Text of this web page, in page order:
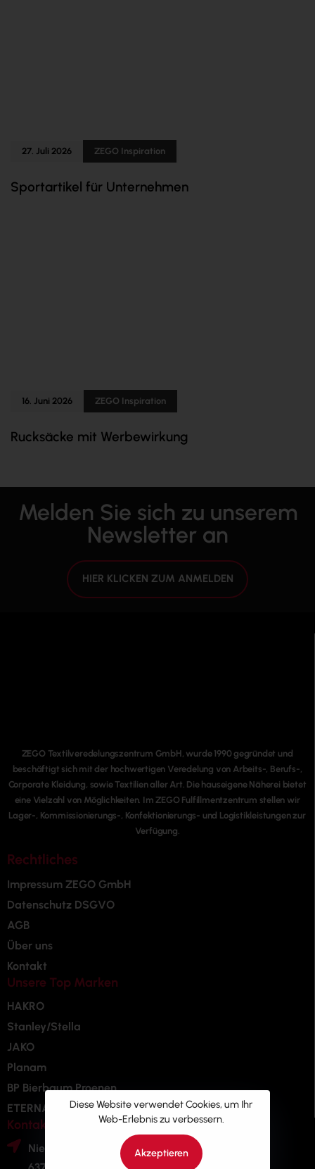
27. Juli 2026 ZEGO Inspiration
Sportartikel für Unternehmen
16. Juni 2026 ZEGO Inspiration
Rucksäcke mit Werbewirkung
Melden Sie sich zu unserem
Newsletter an
HIER KLICKEN ZUM ANMELDEN
ZEGO Textilveredelungszentrum GmbH, wurde 1990 gegründet und
beschäftigt sich mit der hochwertigen Veredelung von Arbeits-, Berufs-,
Corporate Kleidung, sowie Textilien aller Art. Die hauseigene Näherei bietet
eine Vielzahl von Möglichkeiten. Im ZEGO Fulfillmentzentrum stellen wir
Lager-, Kommissionierungs-, Konfektionierungs- und Logistikleistungen zur
Verfügung.
Rechtliches
Impressum ZEGO GmbH
Datenschutz DSGVO
AGB
Über uns
Kontakt
Unsere Top Marken
HAKRO
Stanley/Stella
JAKO
Planam
BP Bierbaum Proenen
ETERNA
Kontakt
Niedernberger Str. 7
Diese Website verwendet Cookies, um Ihr
Web-Erlebnis zu verbessern.
Akzeptieren